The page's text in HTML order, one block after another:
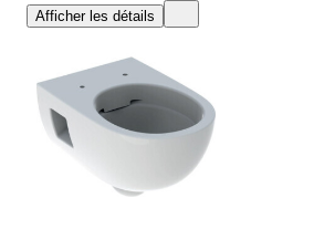
Afficher les détails